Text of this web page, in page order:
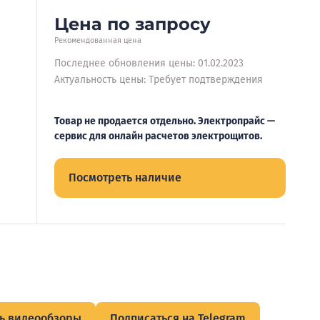
Цена по запросу
Рекомендованная цена
Последнее обновления цены: 01.02.2023
Актуальность цены: Требует подтверждения
Товар не продается отдельно. Электропрайс —
сервис для онлайн расчетов электрощитов.
Посмотреть наличие